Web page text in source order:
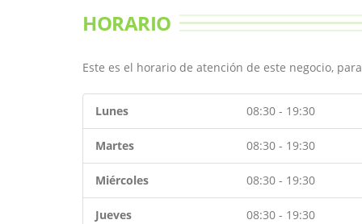
HORARIO
Este es el horario de atención de este negocio,
Lunes 08:30 - 19:30
Martes 08:30 - 19:30
Miércoles 08:30 - 19:30
Jueves 08:30 - 19:30